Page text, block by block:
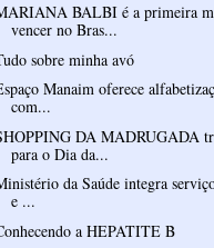
BALBI é a primeira
vencer no Bras...
sobre minha avó
Manaim oferece
com...
DA MADRUGADA
para o Dia da...
da Saúde integra
e ...
a HEPATITE B